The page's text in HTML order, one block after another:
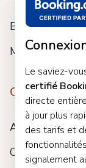
Le saviez-
certifié
directe
à jour plus
des tarifs et
signalement
Blog
Meet us
Company
About
Careers